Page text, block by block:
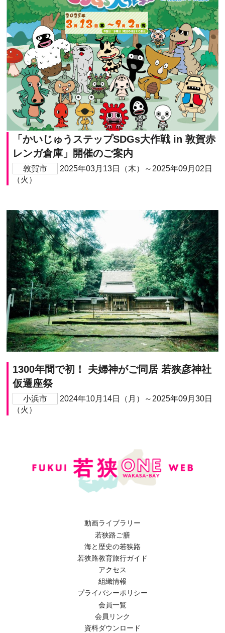
「かいじゅうステップSDGs大作戦 in 敦賀赤
レンガ倉庫」開催のご案内
敦賀市
2025年03月13日（木）～2025年09月02日
（火）
1300年間で初！ 夫婦神がご同居 若狭彦神社
仮遷座祭
小浜市
2024年10月14日（月）～2025年09月30日
（火）
動画ライブラリー
若狭路ご膳
海と歴史の若狭路
若狭路教育旅行ガイド
アクセス
組織情報
プライバシーポリシー
会員一覧
会員リンク
資料ダウンロード